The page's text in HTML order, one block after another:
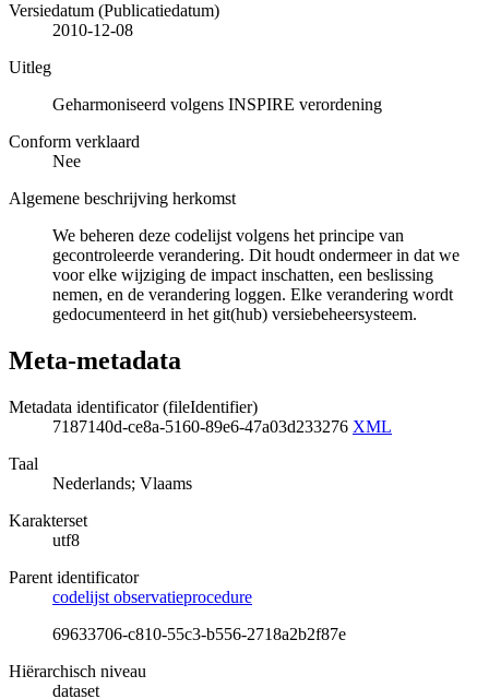
Versiedatum (Publicatiedatum)
2010-12-08
Uitleg
Geharmoniseerd volgens INSPIRE verordening
Conform verklaard
Nee
Algemene beschrijving herkomst
We beheren deze codelijst volgens het principe van
gecontroleerde verandering. Dit houdt ondermeer in dat we
voor elke wijziging de impact inschatten, een beslissing
nemen, en de verandering loggen. Elke verandering wordt
gedocumenteerd in het git(hub) versiebeheersysteem.
Meta-metadata
Metadata identificator (fileIdentifier)
7187140d-ce8a-5160-89e6-47a03d233276 XML
Taal
Nederlands; Vlaams
Karakterset
utf8
Parent identificator
codelijst observatieprocedure
69633706-c810-55c3-b556-2718a2b2f87e
Hiërarchisch niveau
dataset